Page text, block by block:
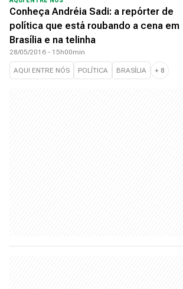
Conheça Andréia Sadi: a repórter de
política que está roubando a cena em
Brasília e na telinha
28/05/2016 - 15h00min
AQUI ENTRE NÓS POLÍTICA BRASÍLIA + 8